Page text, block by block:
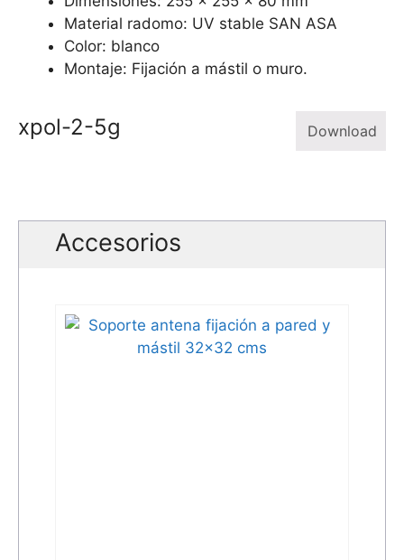
Material radomo: UV stable SAN ASA
Color: blanco
Montaje: Fijación a mástil o muro.
xpol-2-5g Download
Accesorios